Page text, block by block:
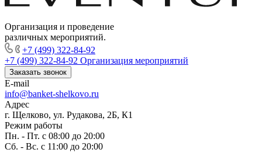
Организация и проведение
различных мероприятий.
+7 (499) 322-84-92
+7 (499) 322-84-92 Организация мероприятий
Заказать звонок
E-mail
info@banket-shelkovo.ru
Адрес
г. Щелково, ул. Рудакова, 2Б, К1
Режим работы
Пн. - Пт. с 08:00 до 20:00
Сб. - Вс. с 11:00 до 20:00